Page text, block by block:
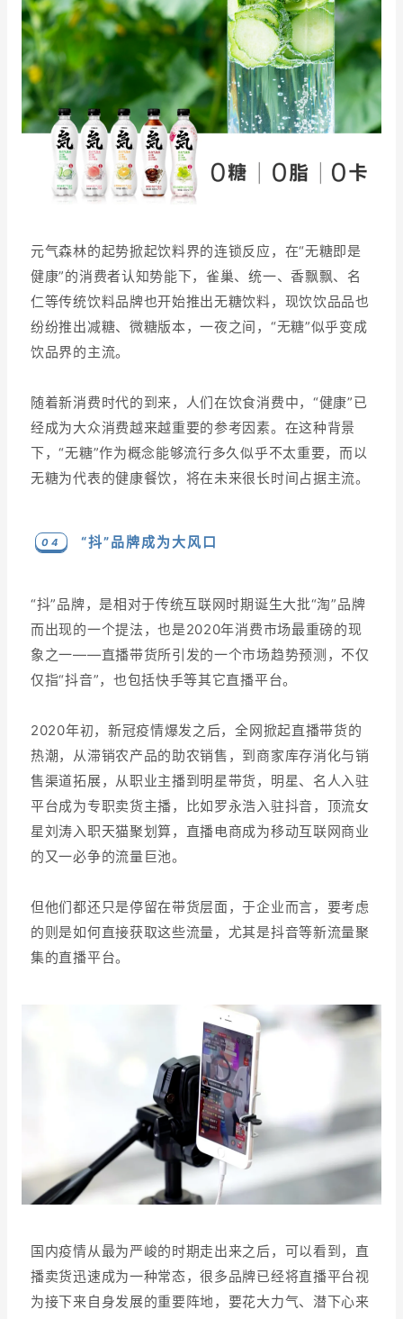
元气森林的起势掀起饮料界的连锁反应，在“无糖即是
健康”的消费者认知势能下，雀巢、统一、香飘飘、名
仁等传统饮料品牌也开始推出无糖饮料，现饮饮品品也
纷纷推出减糖、微糖版本，一夜之间，“无糖”似乎变成
饮品界的主流。
随着新消费时代的到来，人们在饮食消费中，“健康”已
经成为大众消费越来越重要的参考因素。在这种背景
下，“无糖”作为概念能够流行多久似乎不太重要，而以
无糖为代表的健康餐饮，将在未来很长时间占据主流。
0 4 “抖”品牌成为大风口
“抖”品牌，是相对于传统互联网时期诞生大批“淘”品牌
而出现的一个提法，也是2020年消费市场最重磅的现
象之一——直播带货所引发的一个市场趋势预测，不仅
仅指“抖音”，也包括快手等其它直播平台。
2020年初，新冠疫情爆发之后，全网掀起直播带货的
热潮，从滞销农产品的助农销售，到商家库存消化与销
售渠道拓展，从职业主播到明星带货，明星、名人入驻
平台成为专职卖货主播，比如罗永浩入驻抖音，顶流女
星刘涛入职天猫聚划算，直播电商成为移动互联网商业
的又一必争的流量巨池。
但他们都还只是停留在带货层面，于企业而言，要考虑
的则是如何直接获取这些流量，尤其是抖音等新流量聚
集的直播平台。
国内疫情从最为严峻的时期走出来之后，可以看到，直
播卖货迅速成为一种常态，很多品牌已经将直播平台视
为接下来自身发展的重要阵地，要花大力气、潜下心来